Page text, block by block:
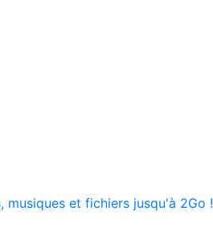
musiques et fichiers jusqu'à 2Go !